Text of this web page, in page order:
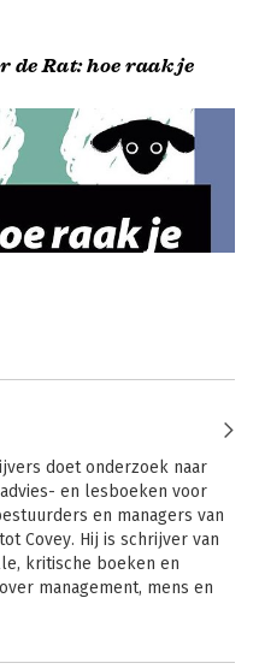
de Rat: hoe raak je
doet onderzoek naar
en lesboeken voor
en managers van
Covey. Hij is schrijver van
kritische boeken en
management, mens en